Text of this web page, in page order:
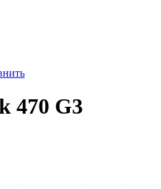
470 G3